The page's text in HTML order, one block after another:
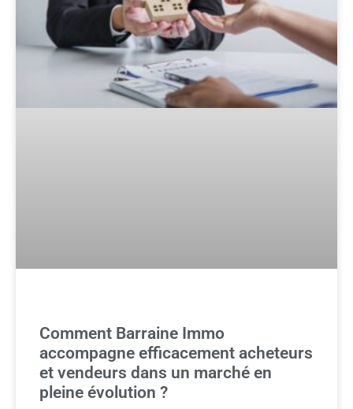
Comment Barraine Immo
accompagne efficacement acheteurs
et vendeurs dans un marché en
pleine évolution ?